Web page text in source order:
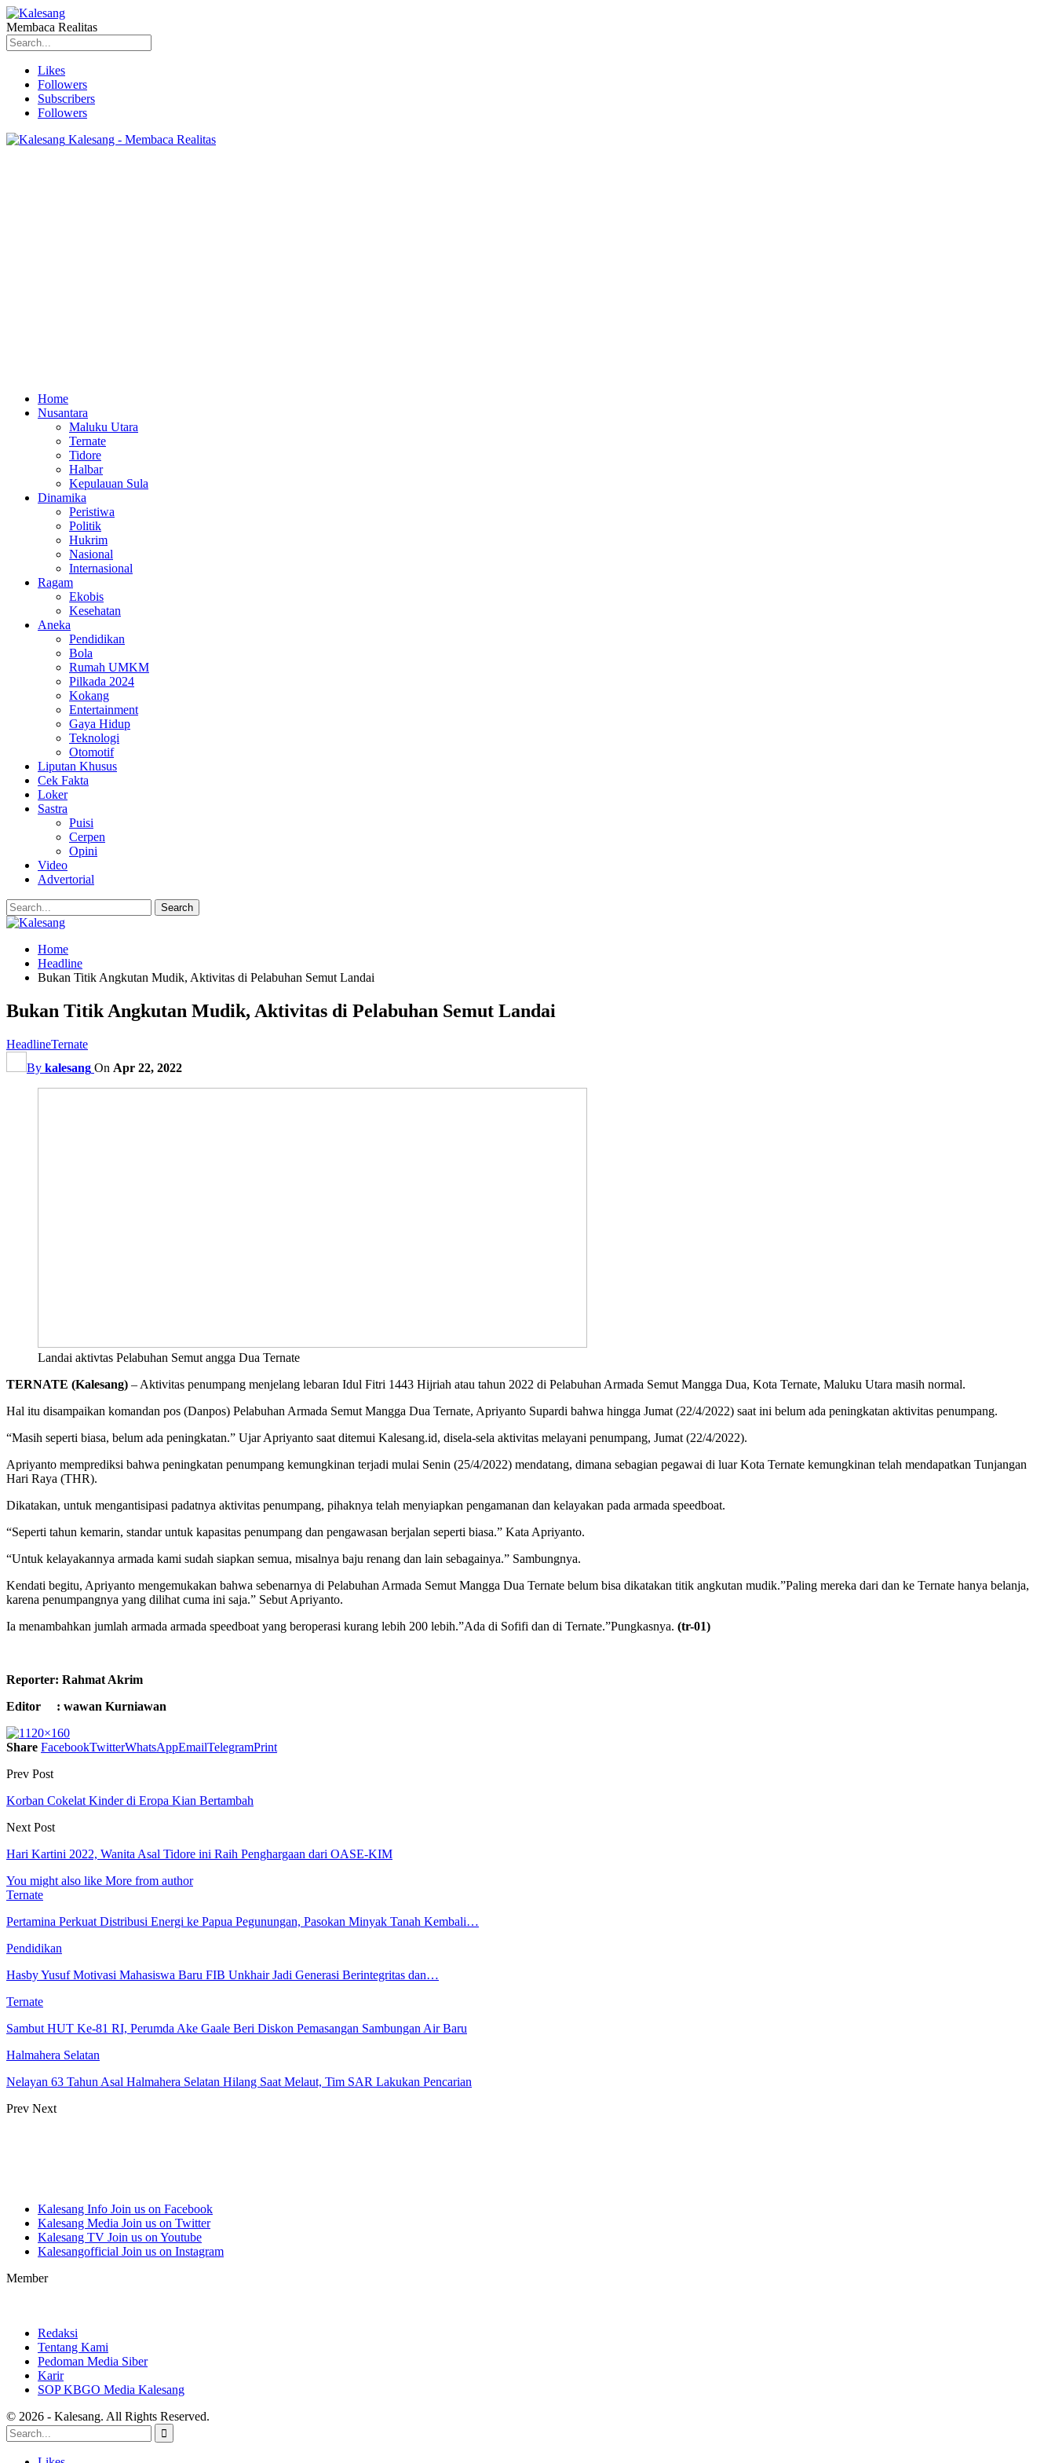
Membaca Realitas
Likes
Followers
Subscribers
Followers
Kalesang - Membaca Realitas
Home
Nusantara
Maluku Utara
Ternate
Tidore
Halbar
Kepulauan Sula
Dinamika
Peristiwa
Politik
Hukrim
Nasional
Internasional
Ragam
Ekobis
Kesehatan
Aneka
Pendidikan
Bola
Rumah UMKM
Pilkada 2024
Kokang
Entertainment
Gaya Hidup
Teknologi
Otomotif
Liputan Khusus
Cek Fakta
Loker
Sastra
Puisi
Cerpen
Opini
Video
Advertorial
Home
Headline
Bukan Titik Angkutan Mudik, Aktivitas di Pelabuhan Semut Landai
Bukan Titik Angkutan Mudik, Aktivitas di Pelabuhan Semut Landai
HeadlineTernate
By kalesang On Apr 22, 2022
Landai aktivtas Pelabuhan Semut angga Dua Ternate
TERNATE (Kalesang) – Aktivitas penumpang menjelang lebaran Idul Fitri 1443 Hijriah atau tahun 2022 di Pelabuhan Armada Semut Mangga Dua, Kota Ternate, Maluku Utara masih normal.
Hal itu disampaikan komandan pos (Danpos) Pelabuhan Armada Semut Mangga Dua Ternate, Apriyanto Supardi bahwa hingga Jumat (22/4/2022) saat ini belum ada peningkatan aktivitas penumpang.
“Masih seperti biasa, belum ada peningkatan.” Ujar Apriyanto saat ditemui Kalesang.id, disela-sela aktivitas melayani penumpang, Jumat (22/4/2022).
Apriyanto memprediksi bahwa peningkatan penumpang kemungkinan terjadi mulai Senin (25/4/2022) mendatang, dimana sebagian pegawai di luar Kota Ternate kemungkinan telah mendapatkan Tunjangan
Hari Raya (THR).
Dikatakan, untuk mengantisipasi padatnya aktivitas penumpang, pihaknya telah menyiapkan pengamanan dan kelayakan pada armada speedboat.
“Seperti tahun kemarin, standar untuk kapasitas penumpang dan pengawasan berjalan seperti biasa.” Kata Apriyanto.
“Untuk kelayakannya armada kami sudah siapkan semua, misalnya baju renang dan lain sebagainya.” Sambungnya.
Kendati begitu, Apriyanto mengemukakan bahwa sebenarnya di Pelabuhan Armada Semut Mangga Dua Ternate belum bisa dikatakan titik angkutan mudik.”Paling mereka dari dan ke Ternate hanya belanja,
karena penumpangnya yang dilihat cuma ini saja.” Sebut Apriyanto.
Ia menambahkan jumlah armada armada speedboat yang beroperasi kurang lebih 200 lebih.”Ada di Sofifi dan di Ternate.”Pungkasnya. (tr-01)
Reporter: Rahmat Akrim
Editor : wawan Kurniawan
Share FacebookTwitterWhatsAppEmailTelegramPrint
Prev Post
Korban Cokelat Kinder di Eropa Kian Bertambah
Next Post
Hari Kartini 2022, Wanita Asal Tidore ini Raih Penghargaan dari OASE-KIM
You might also like More from author
Ternate
Pertamina Perkuat Distribusi Energi ke Papua Pegunungan, Pasokan Minyak Tanah Kembali…
Pendidikan
Hasby Yusuf Motivasi Mahasiswa Baru FIB Unkhair Jadi Generasi Berintegritas dan…
Ternate
Sambut HUT Ke-81 RI, Perumda Ake Gaale Beri Diskon Pemasangan Sambungan Air Baru
Halmahera Selatan
Nelayan 63 Tahun Asal Halmahera Selatan Hilang Saat Melaut, Tim SAR Lakukan Pencarian
Prev Next
Kalesang Info Join us on Facebook
Kalesang Media Join us on Twitter
Kalesang TV Join us on Youtube
Kalesangofficial Join us on Instagram
Member
Redaksi
Tentang Kami
Pedoman Media Siber
Karir
SOP KBGO Media Kalesang
© 2026 - Kalesang. All Rights Reserved.